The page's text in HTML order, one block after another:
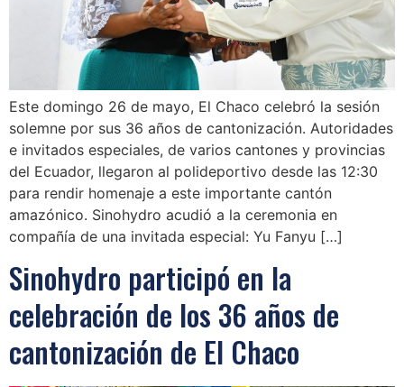
Este domingo 26 de mayo, El Chaco celebró la sesión
solemne por sus 36 años de cantonización. Autoridades
e invitados especiales, de varios cantones y provincias
del Ecuador, llegaron al polideportivo desde las 12:30
para rendir homenaje a este importante cantón
amazónico. Sinohydro acudió a la ceremonia en
compañía de una invitada especial: Yu Fanyu […]
Sinohydro participó en la
celebración de los 36 años de
cantonización de El Chaco